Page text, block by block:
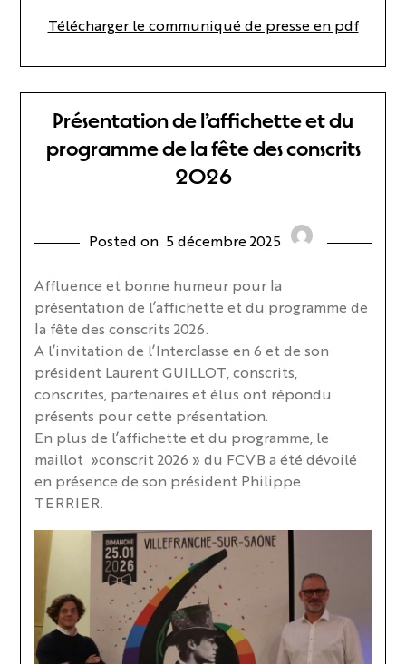
Télécharger le communiqué de presse en pdf
Présentation de l’affichette et du
programme de la fête des conscrits
2026
Posted on 5 décembre 2025
Affluence et bonne humeur pour la
présentation de l’affichette et du programme de
la fête des conscrits 2026.
A l’invitation de l’Interclasse en 6 et de son
président Laurent GUILLOT, conscrits,
conscrites, partenaires et élus ont répondu
présents pour cette présentation.
En plus de l’affichette et du programme, le
maillot »conscrit 2026 » du FCVB a été dévoilé
en présence de son président Philippe
TERRIER.